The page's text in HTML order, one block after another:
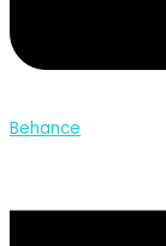
Behance